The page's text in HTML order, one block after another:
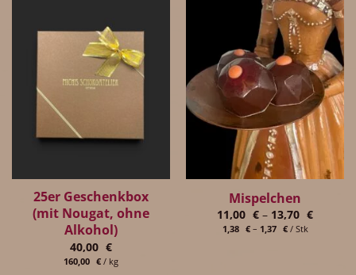
25er Geschenkbox
(mit Nougat, ohne
Alkohol)
40,00 €
160,00 € / kg
Mispelchen
11,00 € – 13,70 €
1,38 €– 1,37 €/ Stk